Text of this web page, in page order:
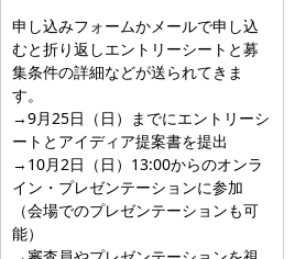
申し込みフォームかメールで申し込
むと折り返しエントリーシートと募
集条件の詳細などが送られてきま
す。
→9月25日（日）までにエントリーシ
ートとアイディア提案書を提出
→10月2日（日）13:00からのオンラ
イン・プレゼンテーションに参加
（会場でのプレゼンテーションも可
能）